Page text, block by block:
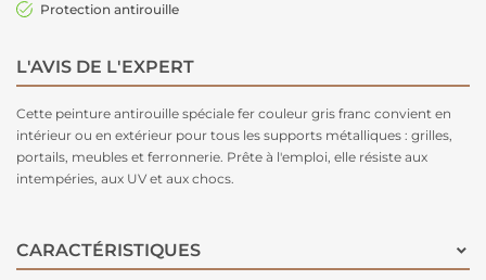
Protection antirouille
L'AVIS DE L'EXPERT
Cette peinture antirouille spéciale fer couleur gris franc convient en
intérieur ou en extérieur pour tous les supports métalliques : grilles,
portails, meubles et ferronnerie. Prête à l'emploi, elle résiste aux
intempéries, aux UV et aux chocs.
CARACTÉRISTIQUES